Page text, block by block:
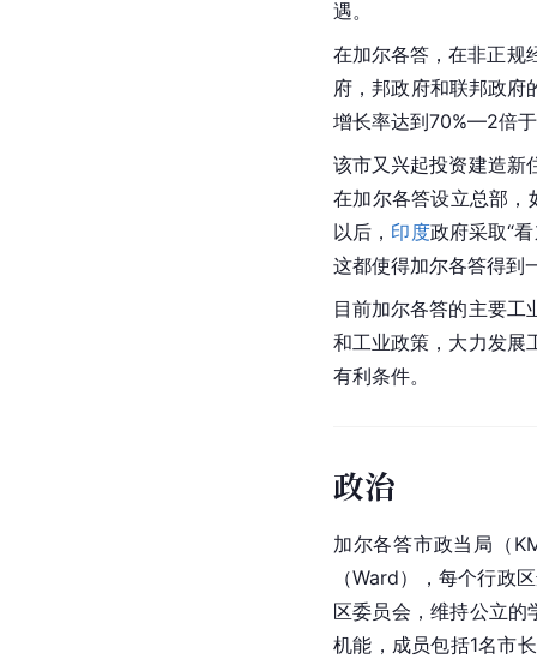
遇。
在加尔各答，在非正规
府，邦政府和联邦政府
增长率达到70%—2倍
该市又兴起投资建造新
在加尔各答设立总部，
以后， 印度政府采取“
这都使得加尔各答得到
目前加尔各答的主要工
和工业政策，大力发展
有利条件。
政治
加尔各答市政当局（
（Ward），每个行政
区委员会，维持公立
机能，成员包括1名市